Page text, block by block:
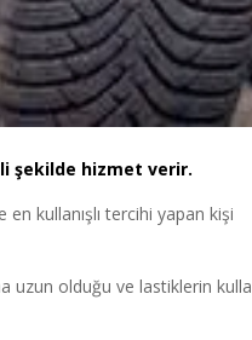
şekilde hizmet verir.
kullanışlı tercihi yapan kişi
uzun olduğu ve lastiklerin